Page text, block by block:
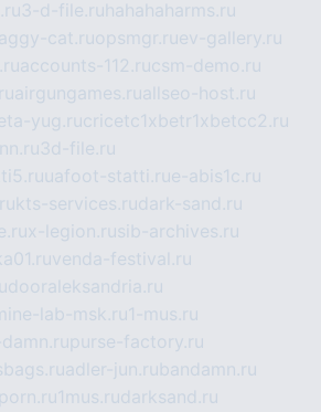
3-d-file.ru hahahaharms.ru
cat.ruopsmgr.ruev-gallery.ru
accounts-112.rucsm-demo.ru
airgungames.ruallseo-host.ru
yug.rucricetc1xbetr1xbetcc2.ru
3d-file.ru
uafoot-statti.rue-abis1c.ru
kts-services.rudark-sand.ru
x-legion.rusib-archives.ru
venda-festival.ru
dooraleksandria.ru
mine-lab-msk.ru1-mus.ru
purse-factory.ru
adler-jun.rubandamn.ru
1mus.rudarksand.ru